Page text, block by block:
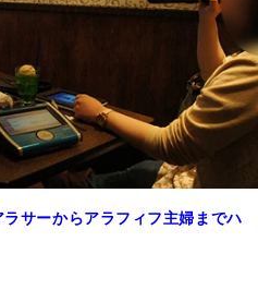
サーからアラフィフ主婦までハ